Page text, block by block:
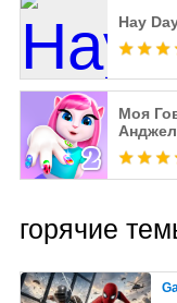
Hay
Моя
горячие